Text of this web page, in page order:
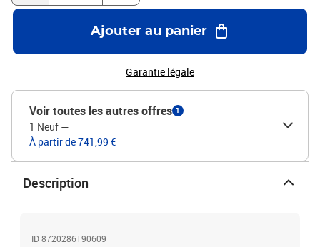
cm (L x l x H)Dimensions du canapé central : 65 x 65 x 60 cm (l x P
x H)Dimensions du canapé d’angle : 65 x 65 x 60 cm (l x P x
H)Dimensions du fauteuil : 65 x 65 x 60 cm (l x P x H)Dimensions
du repose-pieds : 63 x 63 x 30 cm (l x P x H)Épaisseur du coussin
d’assise : 6 cmÉpaisseur du coussin de dossier : 9 cmAssemblage
Canapé central1 x Repose-pieds1 x Fauteuil1 x Table7 x Coussin
d'assise9 x Coussin de dossier
Ajouter au panier
Garantie légale
Voir toutes les autres offres 1
1 Neuf —
À partir de 741,99 €
Description
ID 8720286190609